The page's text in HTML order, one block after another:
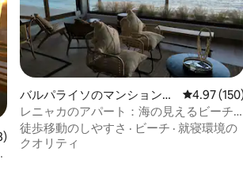
件、5つ星中4.98つ星の平均評価
バルパライソのマンション・
アパート
レビュー
4.97
レニャカのアパート：海の見えるビーチ
フロント。
徒歩移動のしやすさ · ビーチ · 就寝環境の
クオリティ